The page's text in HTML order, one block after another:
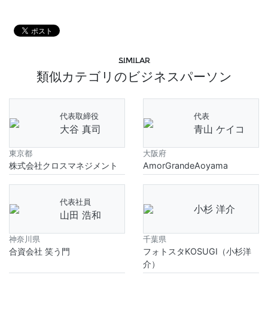
Similar
類似カテゴリのビジネスパーソン
代表取締役
大谷 真司
東京都
株式会社クロスマネジメント
代表
青山 ケイコ
大阪府
AmorGrandeAoyama
代表社員
山田 浩和
神奈川県
合資会社 笑う門
小杉 洋介
千葉県
フォトスタKOSUGI（小杉洋
介）